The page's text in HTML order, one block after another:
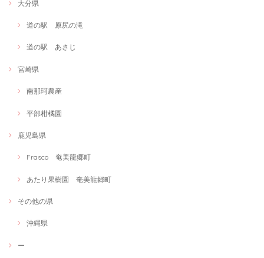
大分県
道の駅 原尻の滝
道の駅 あさじ
宮崎県
南那珂農産
平部柑橘園
鹿児島県
Frasco 奄美龍郷町
あたり果樹園 奄美龍郷町
その他の県
沖縄県
ー